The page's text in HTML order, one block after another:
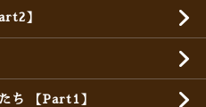
】
ち 【Part1】